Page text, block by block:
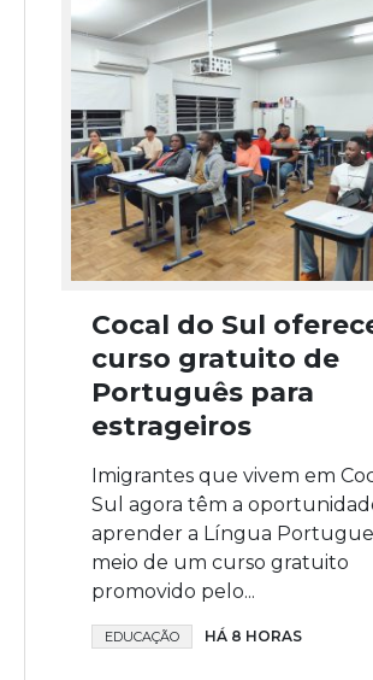
Cocal do Sul
curso gratuito de
Português para
estrageiros
Imigrantes que vivem em
Sul agora têm a
aprender a Língua
meio de um curso gratuito
promovido pelo...
EDUCAÇÃO HÁ 8 HORAS